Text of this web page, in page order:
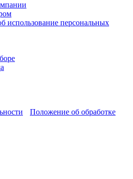
использование персональных
Положение об обработке